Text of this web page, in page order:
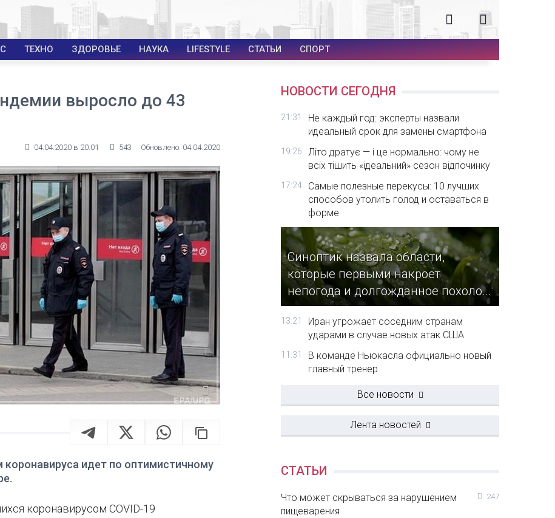
ТЕХНО ЗДОРОВЬЕ НАУКА LIFESTYLE СТАТЬИ СПОРТ
выросло до 43
04.04.2020 в 20:01 543 Обновлено: 04.04.2020
коронавируса идет по оптимистичному
коронавирусом COVID-19
НОВОСТИ СЕГОДНЯ
21:31
Не каждый год: эксперты назвали
идеальный срок для замены смартфона
19:26
Літо дратує — і це нормально: чому не
всіх тішить «ідеальний» сезон відпочинку
17:24
Самые полезные перекусы: 10 лучших
способов утолить голод и оставаться в
форме
Синоптик назвала области,
которые первыми накроет
непогода и долгожданное похоло...
13:21
Иран угрожает соседним странам
ударами в случае новых атак США
11:31
В команде Ньюкасла официально новый
главный тренер
Все новости
Лента новостей
СТАТЬИ
Что может скрываться за нарушением
пищеварения
247